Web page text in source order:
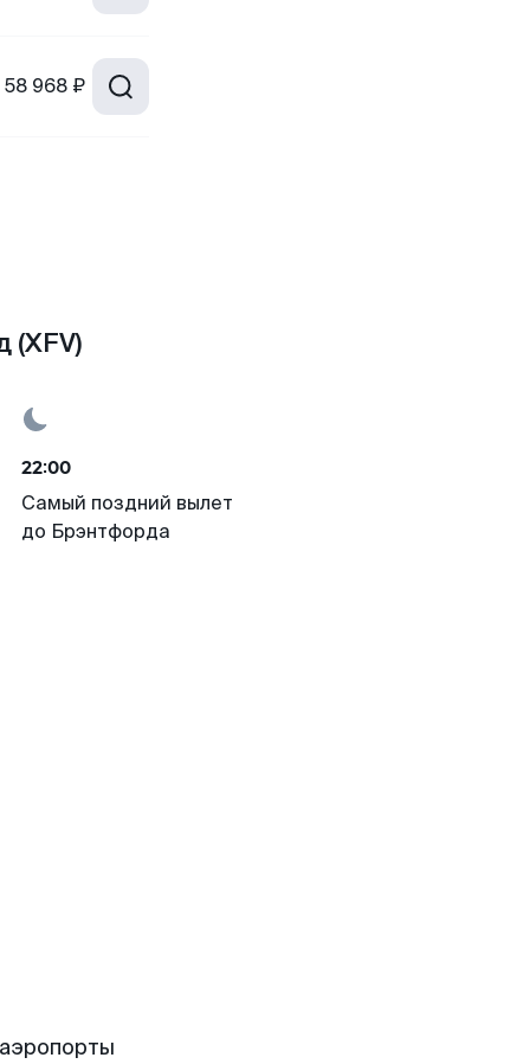
58 968 ₽
(XFV)
22:00
Самый поздний вылет
до Брэнтфорда